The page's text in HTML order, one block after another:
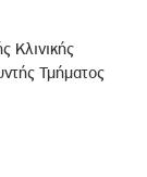
Κλινικής
Τμήματος